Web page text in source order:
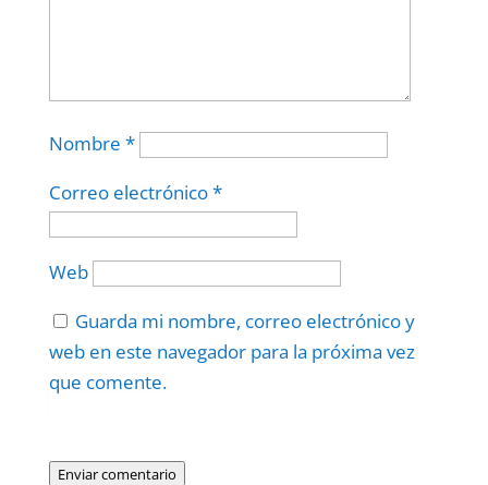
Nombre *
Correo electrónico*
Web
Guarda mi nombre, correo electrónico y
web en este navegador para la próxima vez
que comente.
Enviar comentario